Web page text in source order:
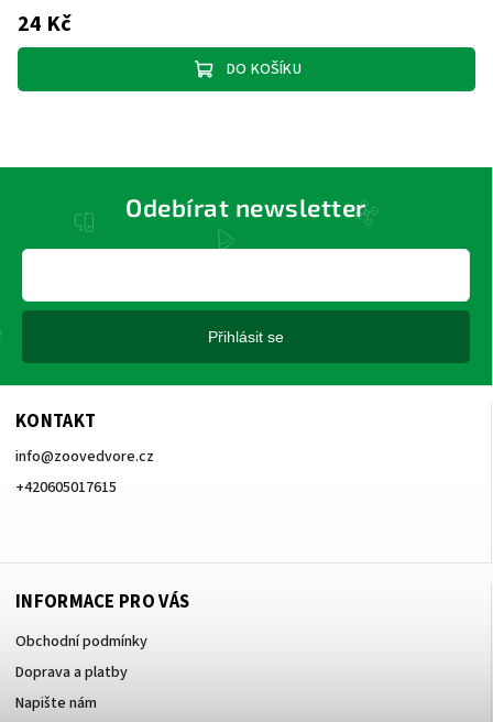
24 Kč
DO KOŠÍKU
KONTAKT
info@zoovedvore.cz
+420605017615
INFORMACE PRO VÁS
Obchodní podmínky
Doprava a platby
Napište nám
Odebírat newsletter
Přihlásit se